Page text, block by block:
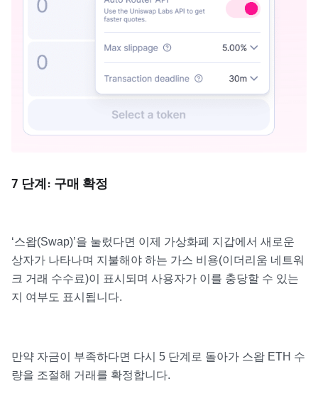
7 단계: 구매 확정
‘스왑(Swap)’을 눌렀다면 이제 가상화폐 지갑에서 새로운
상자가 나타나며 지불해야 하는 가스 비용(이더리움 네트워
크 거래 수수료)이 표시되며 사용자가 이를 충당할 수 있는
지 여부도 표시됩니다.
만약 자금이 부족하다면 다시 5 단계로 돌아가 스왑 ETH 수
량을 조절해 거래를 확정합니다.